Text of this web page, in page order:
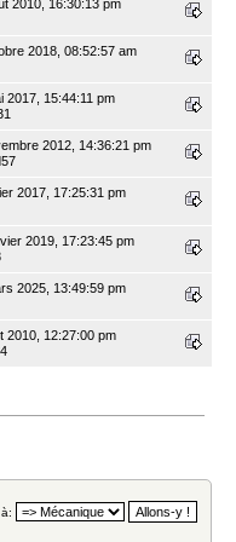
2010, 16:30:13 pm
2018, 08:52:57 am
2017, 15:44:11 pm
2012, 14:36:21 pm
2017, 17:25:31 pm
2019, 17:23:45 pm
2025, 13:49:59 pm
2010, 12:27:00 pm